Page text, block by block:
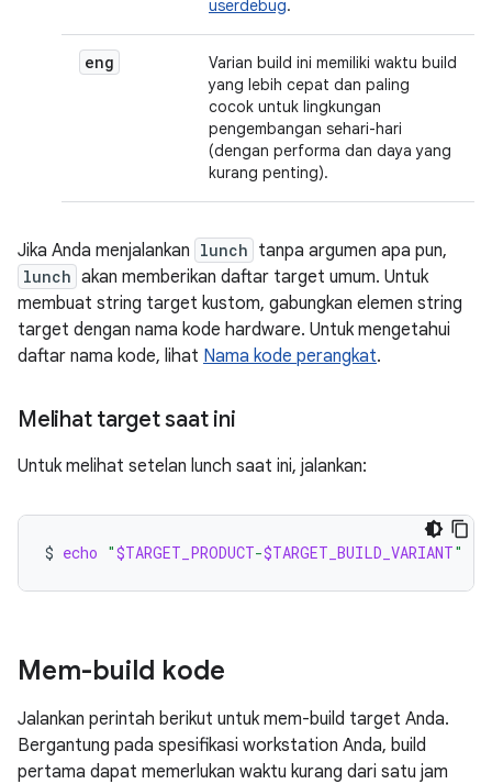
userdebug.
eng
Varian build ini memiliki waktu build
yang lebih cepat dan paling
cocok untuk lingkungan
pengembangan sehari-hari
(dengan performa dan daya yang
kurang penting).
Jika Anda menjalankan lunch tanpa argumen apa pun,
lunch akan memberikan daftar target umum. Untuk
membuat string target kustom, gabungkan elemen string
target dengan nama kode hardware. Untuk mengetahui
daftar nama kode, lihat Nama kode perangkat.
Melihat target saat ini
Untuk melihat setelan lunch saat ini, jalankan:
$ echo "$TARGET_PRODUCT-$TARGET_BUILD_VARIANT"
Mem-build kode
Jalankan perintah berikut untuk mem-build target Anda.
Bergantung pada spesifikasi workstation Anda, build
pertama dapat memerlukan waktu kurang dari satu jam